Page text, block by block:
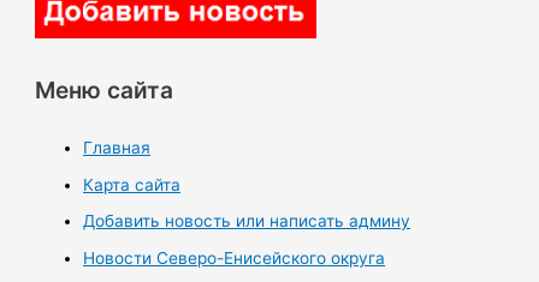
Меню сайта
Главная
Карта сайта
Добавить новость или написать админу
Новости Северо-Енисейского округа